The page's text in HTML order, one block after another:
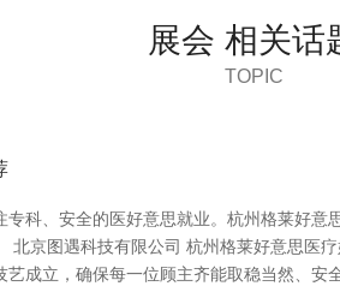
展会 相关话
TOPIC
科、安全的医好意思就业。杭州格莱好
京图遇科技有限公司 杭州格莱好意思医
成立，确保每一位顾主齐能取稳当然、